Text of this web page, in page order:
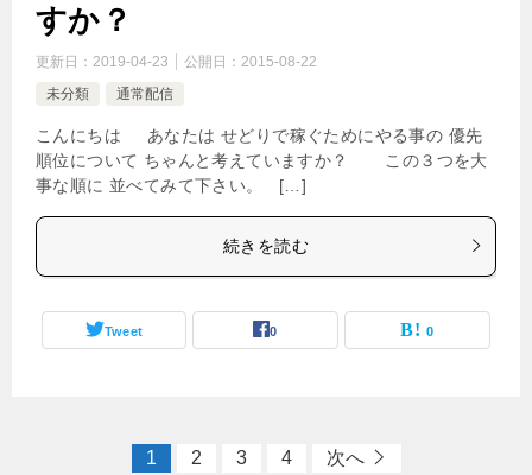
すか？
更新日： 2019-04-23 公開日： 2015-08-22
未分類
通常配信
こんにちは あなたは せどりで稼ぐためにやる事の 優先
順位について ちゃんと考えていますか？ この３つを大
事な順に 並べてみて下さい。 […]
続きを読む
Tweet 0 0
1 2 3 4 次へ